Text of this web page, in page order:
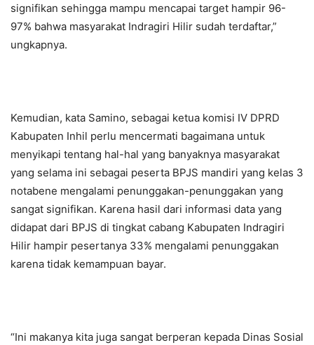
signifikan sehingga mampu mencapai target hampir 96-
97% bahwa masyarakat Indragiri Hilir sudah terdaftar,”
ungkapnya.
Kemudian, kata Samino, sebagai ketua komisi IV DPRD
Kabupaten Inhil perlu mencermati bagaimana untuk
menyikapi tentang hal-hal yang banyaknya masyarakat
yang selama ini sebagai peserta BPJS mandiri yang kelas 3
notabene mengalami penunggakan-penunggakan yang
sangat signifikan. Karena hasil dari informasi data yang
didapat dari BPJS di tingkat cabang Kabupaten Indragiri
Hilir hampir pesertanya 33% mengalami penunggakan
karena tidak kemampuan bayar.
“Ini makanya kita juga sangat berperan kepada Dinas Sosial